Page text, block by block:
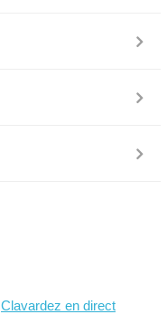
Clavardez en direct